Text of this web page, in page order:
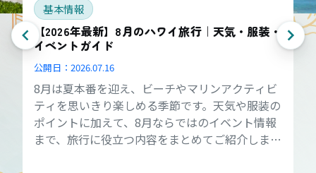
基本情報
【2026年最新】8月のハワイ旅行｜天気・服装・
イベントガイド
公開日： 2026.07.16
8月は夏本番を迎え、ビーチやマリンアクティビ
ティを思いきり楽しめる季節です。天気や服装の
ポイントに加えて、8月ならではのイベント情報
まで、旅行に役立つ内容をまとめてご紹介しま